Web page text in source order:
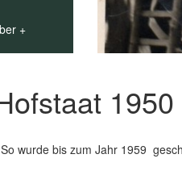
+
1950
wurde bis zum Jahr 1959